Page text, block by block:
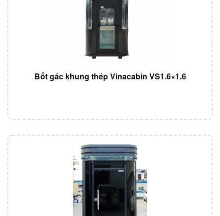
Bốt gác khung thép Vinacabin VS1.6×1.6